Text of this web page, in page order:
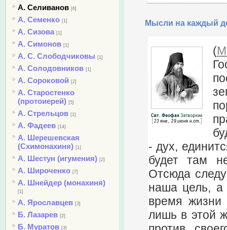
А. Селиванов [6]
А. Семенко [1]
А. Сизова [1]
А. Симонов [1]
А. С. Слободчиковы [1]
А. Солодовников [1]
А. Сороковой [2]
А. Старостенко
(протоиерей) [5]
А. Стрельцов [1]
А. Фадеев [14]
А. Шерешевская
(Схимонахиня) [1]
А. Шестун (игумения) [2]
А. Широченко [7]
А. Шнейдер (монахиня)
[1]
А. Ярославцев [3]
Б. Лазарев [2]
Б. Муратов [3]
Мысли на каждый
(
- дух,
будет там
Отсюда
наша цель, а
время жизни
лишь в этой